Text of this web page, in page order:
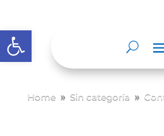
Abrir barra de herramientas
Home 9 Sin categoría 9